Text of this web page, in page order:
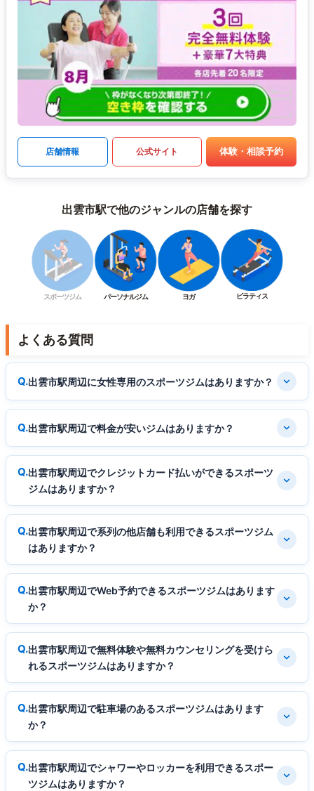
店舗情報 公式サイト 体験・相談予約
出雲市駅で他のジャンルの店舗を探す
スポーツジム パーソナルジム ヨガ ピラティス
よくある質問
出雲市駅周辺に女性専用のスポーツジムはありますか？
出雲市駅周辺で料金が安いジムはありますか？
出雲市駅周辺でクレジットカード払いができるスポーツ
ジムはありますか？
出雲市駅周辺で系列の他店舗も利用できるスポーツジム
はありますか？
出雲市駅周辺でWeb予約できるスポーツジムはあります
か？
出雲市駅周辺で無料体験や無料カウンセリングを受けら
れるスポーツジムはありますか？
出雲市駅周辺で駐車場のあるスポーツジムはあります
か？
出雲市駅周辺でシャワーやロッカーを利用できるスポー
ツジムはありますか？